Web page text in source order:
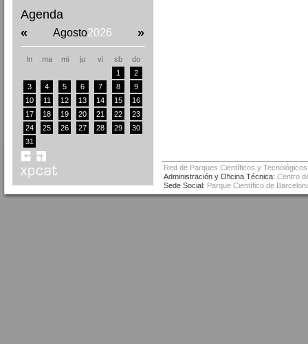
Agenda
«
Agosto2026 »
ln ma mi ju vi sb
do
1
2
3
4 5 6 7 8
9
10
11 12 13 14 15
16
17
18 19 20 21 22
23
24
25 26 27 28 29
30
31
Red de Parques Científicos y
Administración y Oficina Técnica: Centro
Sede Social: Parque Científico de